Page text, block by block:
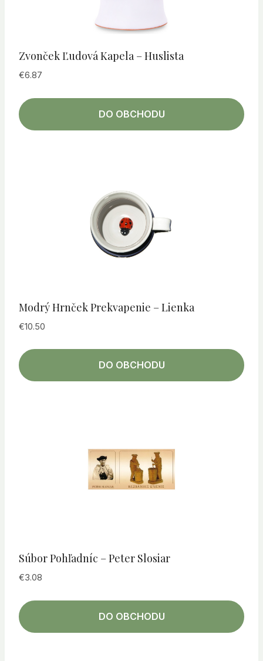
Zvonček Ľudová Kapela – Huslista
€6.87
DO OBCHODU
Modrý Hrnček Prekvapenie – Lienka
€10.50
DO OBCHODU
Súbor Pohľadníc – Peter Slosiar
€3.08
DO OBCHODU